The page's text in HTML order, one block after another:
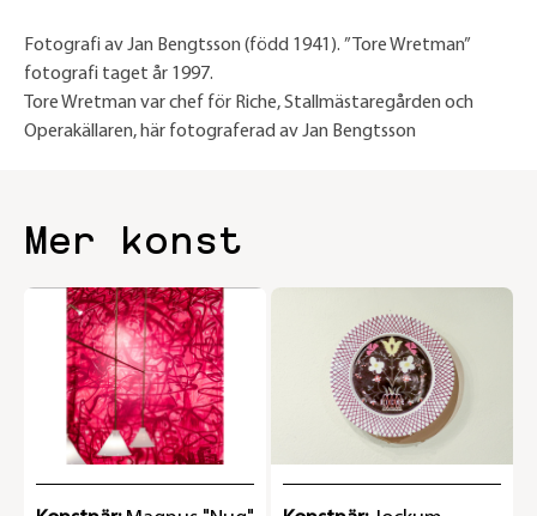
Fotografi av Jan Bengtsson (född 1941). ”Tore Wretman”
fotografi taget år 1997.
Tore Wretman var chef för Riche, Stallmästaregården och
Operakällaren, här fotograferad av Jan Bengtsson
Mer konst